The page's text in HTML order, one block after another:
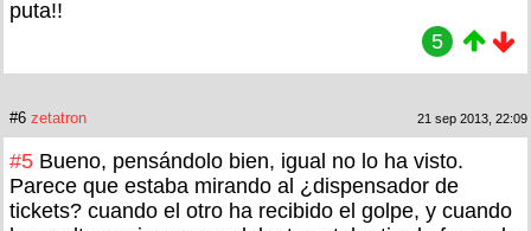
puta!!
5
#6 zetatron 21 sep 2013, 22:09
#5 Bueno, pensándolo bien, igual no lo ha visto.
Parece que estaba mirando al ¿dispensador de
tickets? cuando el otro ha recibido el golpe, y cuando